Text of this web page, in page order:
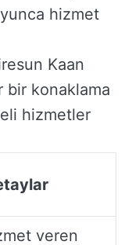
hizmet
Kaan
bir konaklama
hizmetler
veren